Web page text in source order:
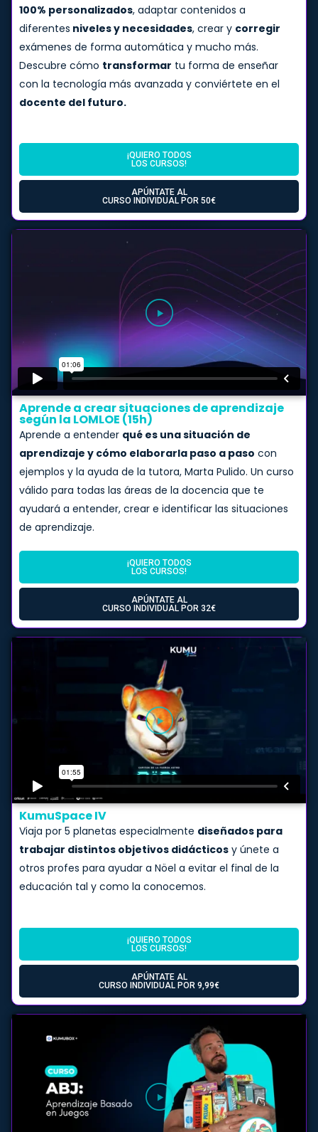
100% personalizados, adaptar contenidos a
diferentes niveles y necesidades, crear y corregir
exámenes de forma automática y mucho más.
Descubre cómo transformar tu forma de enseñar
con la tecnología más avanzada y conviértete en el
docente del futuro.
¡QUIERO TODOS
LOS CURSOS!
APÚNTATE AL
CURSO INDIVIDUAL POR 50€
Aprende a crear situaciones de aprendizaje
según la LOMLOE (15h)​
Aprende a entender qué es una situación de
aprendizaje y cómo elaborarla paso a paso con
ejemplos y la ayuda de la tutora, Marta Pulido. Un curso
válido para todas las áreas de la docencia que te
ayudará a entender, crear e identificar las situaciones
de aprendizaje.
¡QUIERO TODOS
LOS CURSOS!
APÚNTATE AL
CURSO INDIVIDUAL POR 32€
KumuSpace IV
Viaja por 5 planetas especialmente diseñados para
trabajar distintos objetivos didácticos y únete a
otros profes para ayudar a Nöel a evitar el final de la
educación tal y como la conocemos.
¡QUIERO TODOS
LOS CURSOS!
APÚNTATE AL
CURSO INDIVIDUAL POR 9,99€